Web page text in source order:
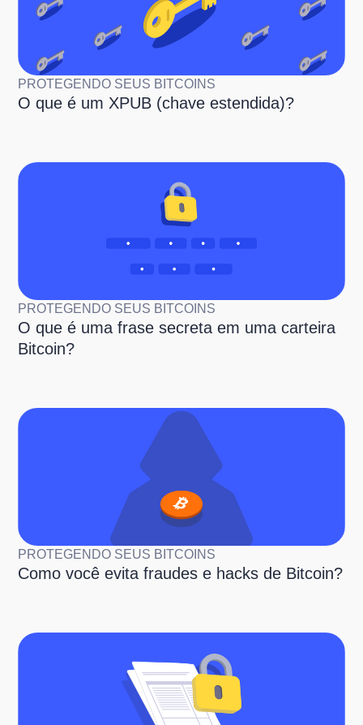
PROTEGENDO SEUS BITCOINS
O que é um XPUB (chave estendida)?
PROTEGENDO SEUS BITCOINS
O que é uma frase secreta em uma carteira
Bitcoin?
PROTEGENDO SEUS BITCOINS
Como você evita fraudes e hacks de Bitcoin?